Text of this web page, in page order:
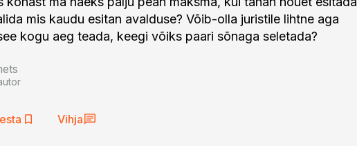
mis kaudu esitan avalduse? Võib-olla juristile lihtne aga
kogu aeg teada, keegi võiks paari sõnaga seletada?
Vihja